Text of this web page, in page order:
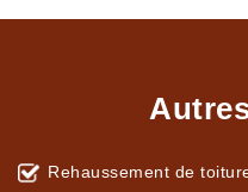
Rehaussement de